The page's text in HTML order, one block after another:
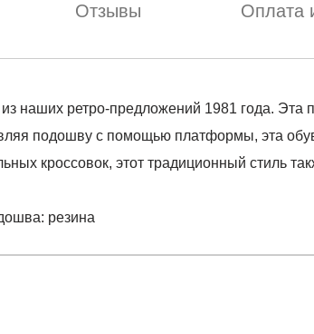
Отзывы Оплата
наших ретро-предложений 1981 года. Эта
подошву с помощью платформы, эта
кроссовок, этот традиционный стиль
резина